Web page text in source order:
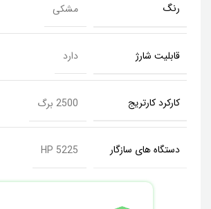
رنگ مشکی
قابلیت شارژ دارد
کارکرد کارتریج 2500 برگ
دستگاه های سازگار HP 5225